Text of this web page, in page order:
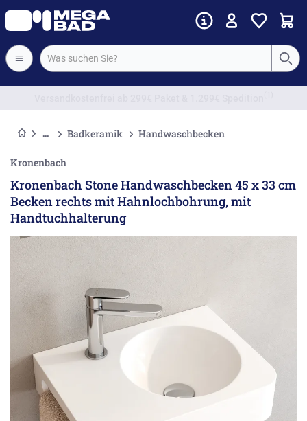
Badkeramik Handwaschbecken
Kronenbach
Kronenbach Stone Handwaschbecken 45 x 33 cm
Becken rechts mit Hahnlochbohrung, mit
Handtuchhalterung